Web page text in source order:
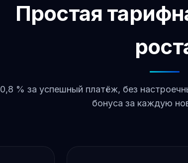
Простая
0,8 % за успешный платёж, без
бонуса за каждую